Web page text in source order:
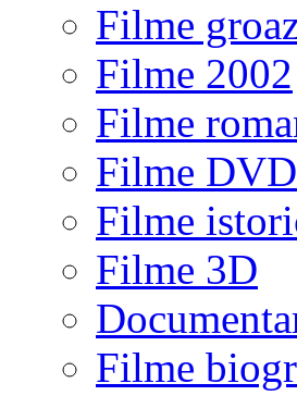
Filme
Filme 2002
Filme
Filme DVD
Filme
Filme 3D
Filme